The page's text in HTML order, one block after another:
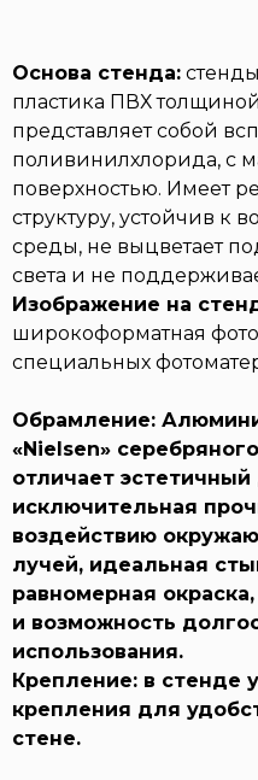
Основа стенда:
пластика ПВХ
представляет собой
поливинилхлорида, с
поверхностью. Имеет
структуру, устойчив к
среды, не выцветает
света и не
Изображение на
широкоформатная
специальных
Обрамление:
«Nielsen»
отличает эстетичный
исключительная
воздействию
лучей, идеальная
равномерная
и возможность
использования.
Крепление: в стенде
крепления для
стене.